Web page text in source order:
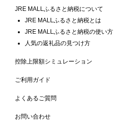
JRE MALLふるさと納税について
JRE MALLふるさと納税とは
JRE MALLふるさと納税の使い方
人気の返礼品の見つけ方
控除上限額シミュレーション
ご利用ガイド
よくあるご質問
お問い合わせ